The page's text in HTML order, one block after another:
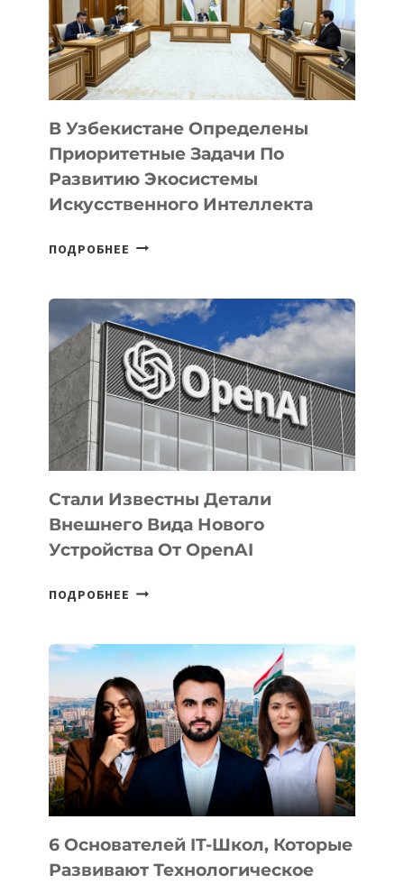
В Узбекистане Определены
Приоритетные Задачи По
Развитию Экосистемы
Искусственного Интеллекта
ПОДРОБНЕЕ
ПРИОРИТЕТНЫЕ
ЗАДАЧИ
ПО
РАЗВИТИЮ
ЭКОСИСТЕМЫ
ИСКУССТВЕННОГО
ИНТЕЛЛЕКТА
Стали Известны Детали
Внешнего Вида Нового
Устройства От OpenAI
ПОДРОБНЕЕ СТАЛИ
ВНЕШНЕГО
ВИДА
НОВОГО
УСТРОЙСТВА
ОТ
OPENAI
6 Основателей IT-Школ, Которые
Развивают Технологическое